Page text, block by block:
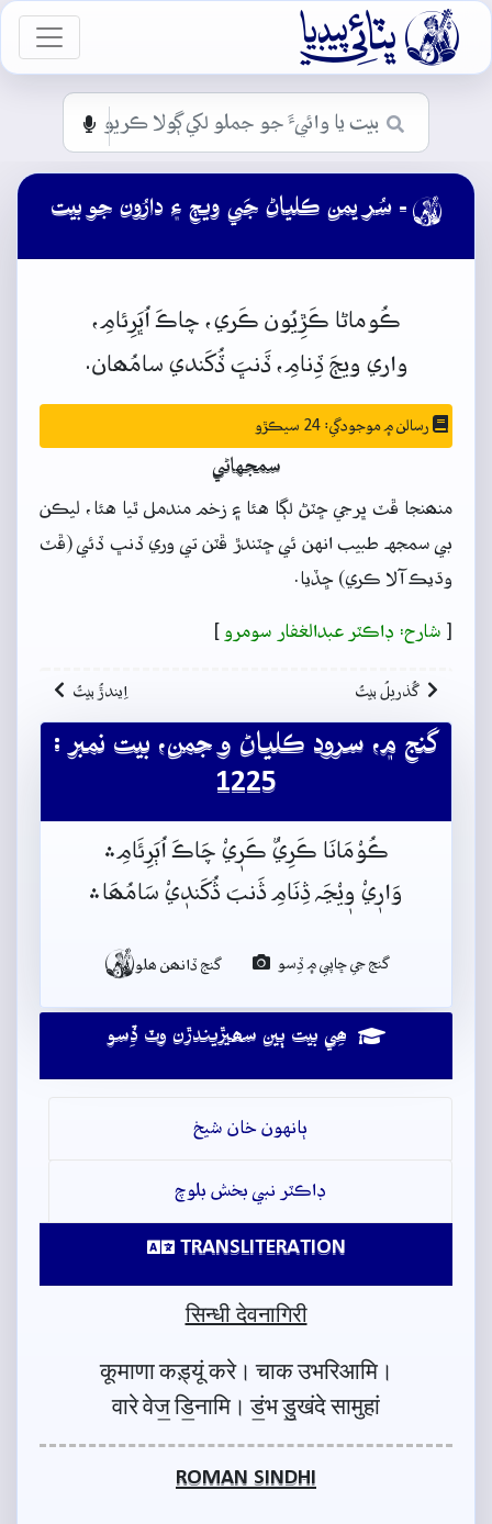

 - سُر يمن ڪلياڻ جَي ويڄ ۽ دارُون جو بيت
ڪُوماڻا ڪَڙِيُون ڪَري، چاڪَ اُڀَرِئامِ،
واري ويڄَ ڏِنامِ، ڏَنڀَ ڏُکَندي سامُھان.
رسالن ۾ موجودگي: 24 سيڪڙو
سمجهاڻي
منھنجا ڦٽ ڀرجي ڇٽڻ لڳا هئا ۽ زخم مندمل ٿيا هئا، ليڪن
بي سمجهہ طبيب انهن ئي ڇٽندڙ ڦٽن تي وري ڏنڀ ڏئي (ڦٽ
وڌيڪ آلا ڪري) ڇڏيا.
[ شارح: ڊاڪٽر عبدالغفار سومرو ]
گُذريلُ بيتُ اِيندڙُ بيتُ
گنج ۾، سرود ڪلياڻ و جمن، بيت نمبر :
1225
ڪُوْمَانَا ڪَرِيٌ ڪَرٖيْ چَاڪَ اُٻَرِئَامِ﮶
وَارٖيْ وٖيْڃَہ ڎِنَامِ ڎَنبَ ڎُکَندٖيْ سَامُھَا﮶
گنج جي ڇاپي ۾ ڏِسو گنج ڏانھن ھلو
ھِي بيت ٻين سھيڙيندڙن وٽ ڏِسو
ٻانهون خان شيخ
ڊاڪٽر نبي بخش بلوچ
TRANSLITERATION
सिन्धी देवनागिरी
कूमाणा कड़्यूं करे। चाक उभरिआमि।
वारे वेज॒ डि॒नामि। डं॒भ डु॒खंदे सामुहां
ROMAN SINDHI